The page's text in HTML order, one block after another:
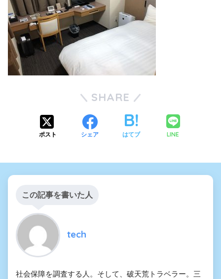
SHARE
ポスト シェア はてブ LINE
この記事を書いた人
tech
社会保障を調査する人。そして、破天荒トラベラー。三